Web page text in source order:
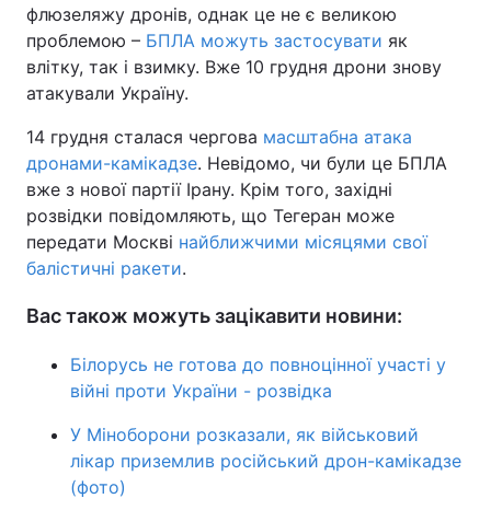
флюзеляжу дронів, однак це не є великою
проблемою – БПЛА можуть застосувати як
влітку, так і взимку. Вже 10 грудня дрони знову
атакували Україну.
14 грудня сталася чергова масштабна атака
дронами-камікадзе. Невідомо, чи були це БПЛА
вже з нової партії Ірану. Крім того, західні
розвідки повідомляють, що Тегеран може
передати Москві найближчими місяцями свої
балістичні ракети.
Вас також можуть зацікавити новини:
Білорусь не готова до повноцінної участі у
війні проти України - розвідка
У Міноборони розказали, як військовий
лікар приземлив російський дрон-камікадзе
(фото)